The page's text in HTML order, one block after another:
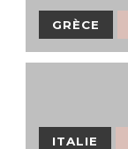
GRÈCE
ITALIE